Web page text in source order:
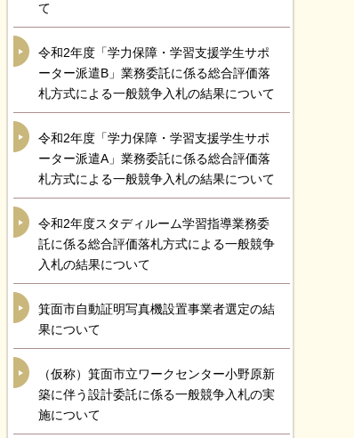
て
令和2年度「学力保障・学習支援学生サポ
ーター派遣B」業務委託に係る総合評価落
札方式による一般競争入札の結果について
令和2年度「学力保障・学習支援学生サポ
ーター派遣A」業務委託に係る総合評価落
札方式による一般競争入札の結果について
令和2年度スタディルーム学習指導業務委
託に係る総合評価落札方式による一般競争
入札の結果について
箕面市自動証明写真機設置事業者選定の結
果について
（仮称）箕面市立ワークセンター小野原新
築に伴う設計委託に係る一般競争入札の実
施について